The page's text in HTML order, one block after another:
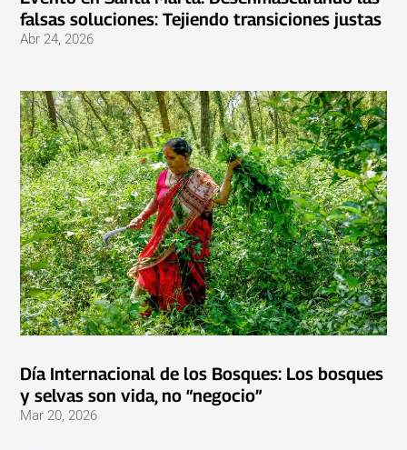
falsas soluciones: Tejiendo transiciones justas
Abr 24, 2026
Día Internacional de los Bosques: Los bosques
y selvas son vida, no “negocio”
Mar 20, 2026